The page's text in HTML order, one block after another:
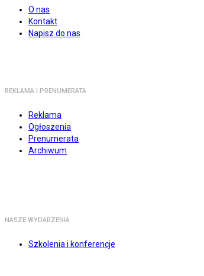
O nas
Kontakt
Napisz do nas
REKLAMA I PRENUMERATA
Reklama
Ogłoszenia
Prenumerata
Archiwum
NASZE WYDARZENIA
Szkolenia i konferencje